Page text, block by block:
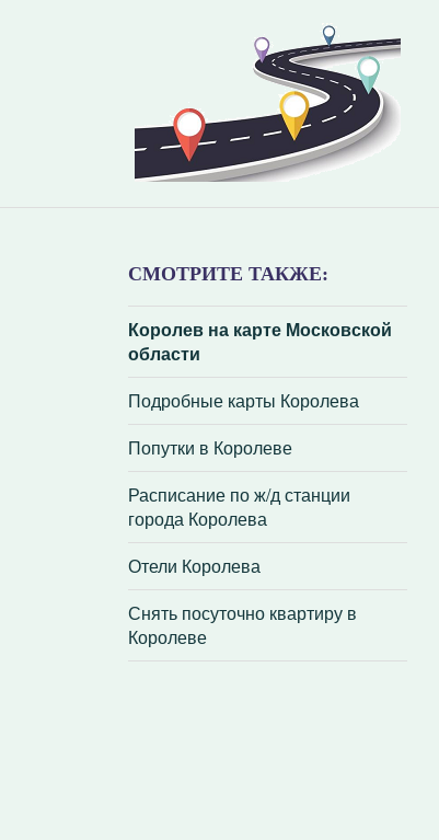
СМОТРИТЕ ТАКЖЕ:
Королев на карте Московской
области
Подробные карты Королева
Попутки в Королеве
Расписание по ж/д станции
города Королева
Отели Королева
Снять посуточно квартиру в
Королеве